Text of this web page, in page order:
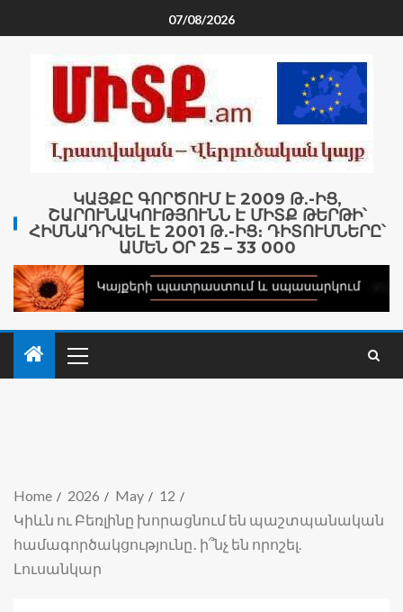
07/08/2026
ԿԱՅՔԸ ԳՈՐԾՈՒՄ Է 2009 Թ․-ԻՑ,
ՇԱՐՈՒՆԱԿՈՒԹՅՈՒՆՆ Է ՄԻՏՔ ԹԵՐԹԻ՝
ՀԻՄՆԱԴՐՎԵԼ Է 2001 Թ․-ԻՑ։ ԴԻՏՈՒՄՆԵՐԸ՝
ԱՄԵՆ ՕՐ 25 – 33 000
Home 2026 May
12
Կիևն ու Բեռլինը խորացնում են պաշտպանական
համագործակցությունը․ ի՞նչ են որոշել.
Լուսանկար